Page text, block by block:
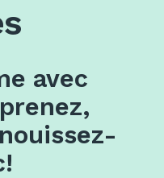
avec